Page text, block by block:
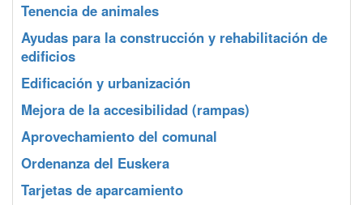
Tenencia de animales
Ayudas para la construcción y rehabilitación de
edificios
Edificación y urbanización
Mejora de la accesibilidad (rampas)
Aprovechamiento del comunal
Ordenanza del Euskera
Tarjetas de aparcamiento